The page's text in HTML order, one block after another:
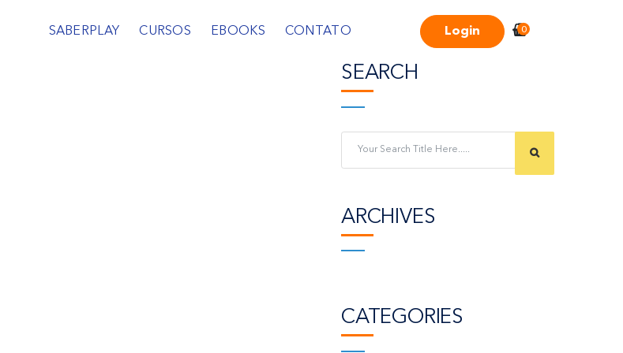
SABERPLAY CURSOS EBOOKS CONTATO Login 0
SEARCH
ARCHIVES
CATEGORIES